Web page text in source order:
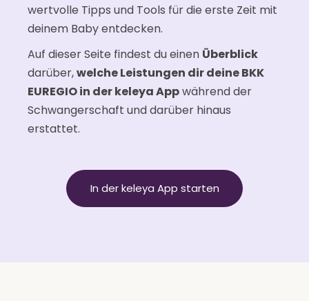
wertvolle Tipps und Tools für die erste Zeit mit
deinem Baby entdecken.
Auf dieser Seite findest du einen Überblick
darüber,welche Leistungen dir deine BKK
EUREGIO in der keleya Appwährend der
Schwangerschaft und darüber hinaus
erstattet.
In der keleya App starten